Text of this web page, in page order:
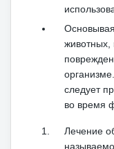
животных,
организме.
следует
во время
Лечение